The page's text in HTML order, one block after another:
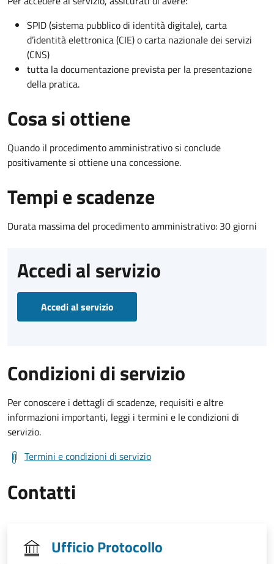
SPID (sistema pubblico di identità digitale), carta
d’identità elettronica (CIE) o carta nazionale dei servizi
(CNS)
tutta la documentazione prevista per la presentazione
della pratica.
Cosa si ottiene
Quando il procedimento amministrativo si conclude
positivamente si ottiene una concessione.
Tempi e scadenze
Durata massima del procedimento amministrativo: 30 giorni
Accedi al servizio
Accedi al servizio
Condizioni di servizio
Per conoscere i dettagli di scadenze, requisiti e altre
informazioni importanti, leggi i termini e le condizioni di
servizio.
Termini e condizioni di servizio
Contatti
Ufficio Protocollo